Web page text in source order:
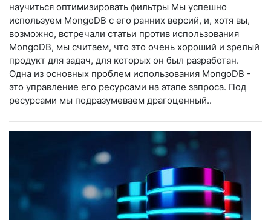
научиться оптимизировать фильтры Мы успешно
используем MongoDB с его ранних версий, и, хотя вы,
возможно, встречали статьи против использования
MongoDB, мы считаем, что это очень хороший и зрелый
продукт для задач, для которых он был разработан.
Одна из основных проблем использования MongoDB -
это управление его ресурсами на этапе запроса. Под
ресурсами мы подразумеваем драгоценный..